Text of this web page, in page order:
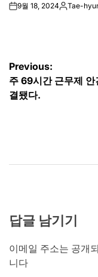
on9월 18, 2024Posted
Tae-
글
탐
Previous:
주 69시간 근무제 안
결됐다.
답글 남기기
이메일 주소는 공개
니다